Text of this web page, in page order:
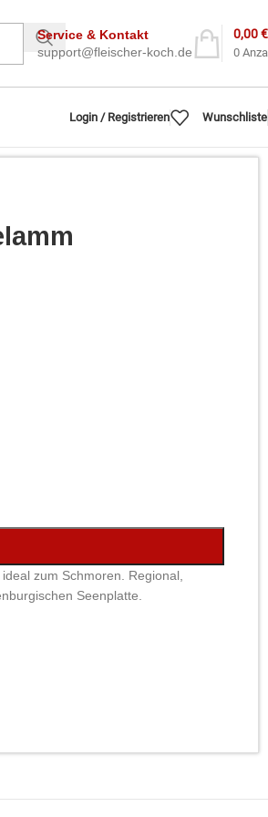
Service & Kontakt
support@fleischer-koch.de
0
0,00€
Login / Registrieren Wunschliste
zum Schmoren. Regional,
Seenplatte.